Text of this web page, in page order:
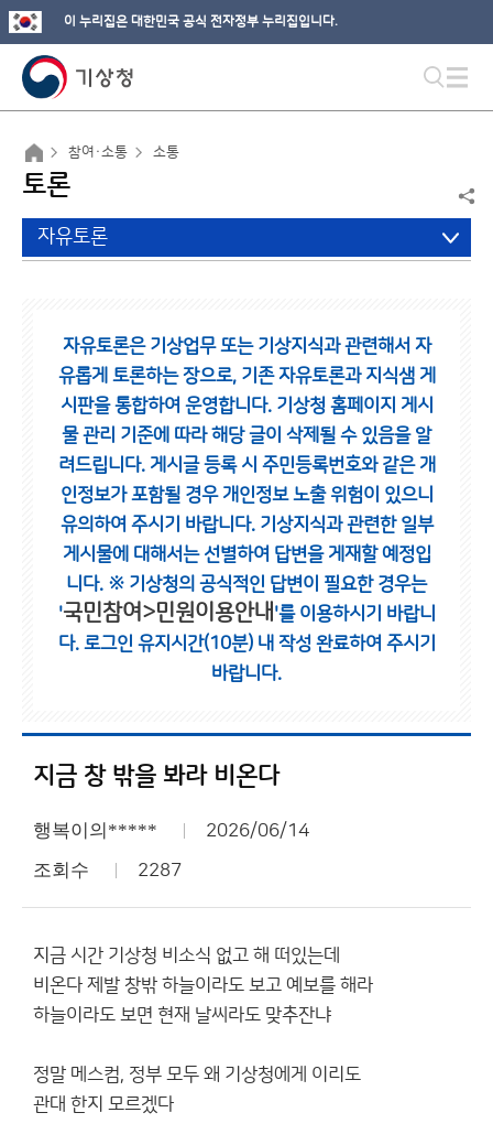
이 누리집은 대한민국 공식 전자정부 누리집입니다.
참여·소통 소통
토론
자유토론
자유토론은 기상업무 또는 기상지식과 관련해서 자
유롭게 토론하는 장으로, 기존 자유토론과 지식샘 게
시판을 통합하여 운영합니다. 기상청 홈페이지 게시
물 관리 기준에 따라 해당 글이 삭제될 수 있음을 알
려드립니다. 게시글 등록 시 주민등록번호와 같은 개
인정보가 포함될 경우 개인정보 노출 위험이 있으니
유의하여 주시기 바랍니다. 기상지식과 관련한 일부
게시물에 대해서는 선별하여 답변을 게재할 예정입
니다. ※ 기상청의 공식적인 답변이 필요한 경우는
'국민참여>민원이용안내 '를 이용하시기 바랍니
다. 로그인 유지시간(10분) 내 작성 완료하여 주시기
바랍니다.
지금 창 밖을 봐라 비온다
행복이의***** 2026/06/14
조회수 2287
지금 시간 기상청 비소식 없고 해 떠있는데
비온다 제발 창밖 하늘이라도 보고 예보를 해라
하늘이라도 보면 현재 날씨라도 맞추잔냐
정말 메스컴, 정부 모두 왜 기상청에게 이리도
관대 한지 모르겠다